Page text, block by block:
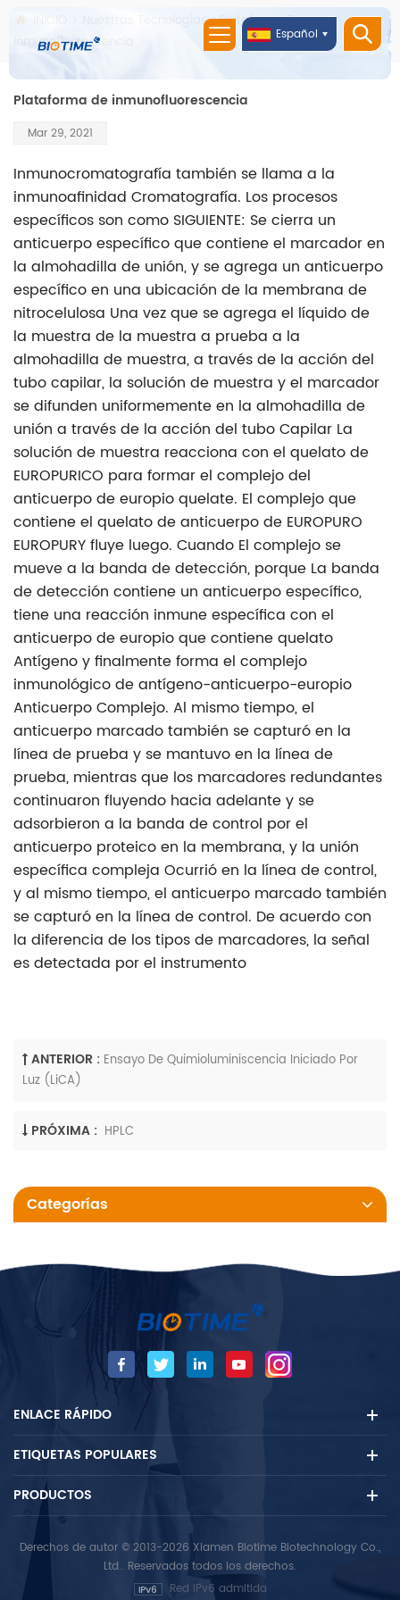
Español
Nuestras Tecnologías
Plataforma De
Inmunofluorescencia
Plataforma de inmunofluorescencia
Mar 29, 2021
Inmunocromatografía también se llama a la
inmunoafinidad Cromatografía. Los procesos
específicos son como SIGUIENTE: Se cierra un
anticuerpo específico que contiene el marcador en
la almohadilla de unión, y se agrega un anticuerpo
específico en una ubicación de la membrana de
nitrocelulosa Una vez que se agrega el líquido de
la muestra de la muestra a prueba a la
almohadilla de muestra, a través de la acción del
tubo capilar, la solución de muestra y el marcador
se difunden uniformemente en la almohadilla de
unión a través de la acción del tubo Capilar La
solución de muestra reacciona con el quelato de
EUROPURICO para formar el complejo del
anticuerpo de europio quelate. El complejo que
contiene el quelato de anticuerpo de EUROPURO
EUROPURY fluye luego. Cuando El complejo se
mueve a la banda de detección, porque La banda
de detección contiene un anticuerpo específico,
tiene una reacción inmune específica con el
anticuerpo de europio que contiene quelato
Antígeno y finalmente forma el complejo
inmunológico de antígeno-anticuerpo-europio
Anticuerpo Complejo. Al mismo tiempo, el
anticuerpo marcado también se capturó en la
línea de prueba y se mantuvo en la línea de
prueba, mientras que los marcadores redundantes
continuaron fluyendo hacia adelante y se
adsorbieron a la banda de control por el
anticuerpo proteico en la membrana, y la unión
específica compleja Ocurrió en la línea de control,
y al mismo tiempo, el anticuerpo marcado también
se capturó en la línea de control. De acuerdo con
la diferencia de los tipos de marcadores, la señal
es detectada por el instrumento
ANTERIOR : Ensayo De Quimioluminiscencia Iniciado Por
Luz (LiCA)
PRÓXIMA : HPLC
Categorías
ENLACE RÁPIDO
ETIQUETAS POPULARES
PRODUCTOS
Derechos de autor © 2013-2026 Xiamen Biotime Biotechnology Co.,
Ltd.. Reservados todos los derechos.
Red IPv6 admitida